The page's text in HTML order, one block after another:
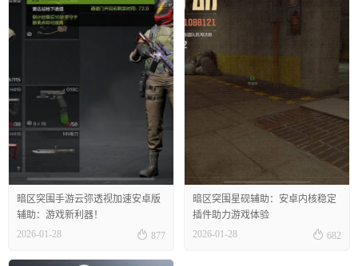
暗区突围手游云弥透视加速安卓版
辅助：游戏新利器！
2026-01-28
 877
暗区突围星砚辅助：安卓内核稳定
插件助力游戏体验
2026-01-28
 682